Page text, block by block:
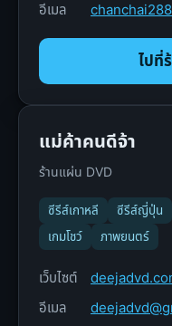
แม่ค้าคนดีจ้า
ร้านแผ่น DVD
ซีรีส์เกาหลี ซีรีส์ญี่ปุ่น
เกมโชว์
ภาพยนตร์
เว็บไซต์
อีเมล
อีเมล
ไปที่